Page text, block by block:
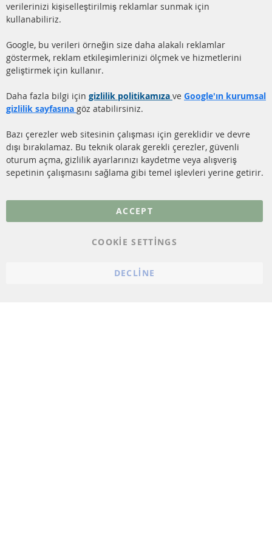
HIZLI LİNKLER
(DPF)
DİZEL PARTİKÜL FİLTRESİ
KATALİZÖR (KAT)
SSS
MÜŞTERİ
Hakkımızda
Gönderim ücreti
Daha fazla link
Veri koruma
Genel Çalışma Koşulları
verilerinizi kişiselleştirilmiş reklamlar sunmak için
kullanabiliriz.
Google, bu verileri örneğin size daha alakalı reklamlar
göstermek, reklam etkileşimlerinizi ölçmek ve hizmetlerini
geliştirmek için kullanır.
Daha fazla bilgi için gizlilik politikamıza ve Google'ın kurumsal
gizlilik sayfasına göz atabilirsiniz.
Bazı çerezler web sitesinin çalışması için gereklidir ve devre
dışı bırakılamaz. Bu teknik olarak gerekli çerezler, güvenli
oturum açma, gizlilik ayarlarınızı kaydetme veya alışveriş
sepetinin çalışmasını sağlama gibi temel işlevleri yerine getirir.
ACCEPT
COOKIE SETTINGS
DECLINE